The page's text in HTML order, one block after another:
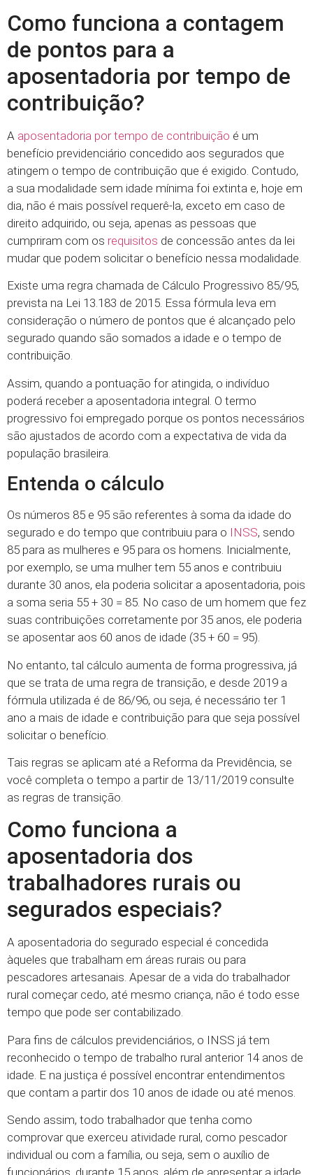
Como funciona a contagem
de pontos para a
aposentadoria por tempo de
contribuição?
A aposentadoria por tempo de contribuição é um
benefício previdenciário concedido aos segurados que
atingem o tempo de contribuição que é exigido. Contudo,
a sua modalidade sem idade mínima foi extinta e, hoje em
dia, não é mais possível requerê-la, exceto em caso de
direito adquirido, ou seja, apenas as pessoas que
cumpriram com os requisitos de concessão antes da lei
mudar que podem solicitar o benefício nessa modalidade.
Existe uma regra chamada de Cálculo Progressivo 85/95,
prevista na Lei 13.183 de 2015. Essa fórmula leva em
consideração o número de pontos que é alcançado pelo
segurado quando são somados a idade e o tempo de
contribuição.
Assim, quando a pontuação for atingida, o indivíduo
poderá receber a aposentadoria integral. O termo
progressivo foi empregado porque os pontos necessários
são ajustados de acordo com a expectativa de vida da
população brasileira.
Entenda o cálculo
Os números 85 e 95 são referentes à soma da idade do
segurado e do tempo que contribuiu para o INSS, sendo
85 para as mulheres e 95 para os homens. Inicialmente,
por exemplo, se uma mulher tem 55 anos e contribuiu
durante 30 anos, ela poderia solicitar a aposentadoria, pois
a soma seria 55 + 30 = 85. No caso de um homem que fez
suas contribuições corretamente por 35 anos, ele poderia
se aposentar aos 60 anos de idade (35 + 60 = 95).
No entanto, tal cálculo aumenta de forma progressiva, já
que se trata de uma regra de transição, e desde 2019 a
fórmula utilizada é de 86/96, ou seja, é necessário ter 1
ano a mais de idade e contribuição para que seja possível
solicitar o benefício.
Tais regras se aplicam até a Reforma da Previdência, se
você completa o tempo a partir de 13/11/2019 consulte
as regras de transição.
Como funciona a
aposentadoria dos
trabalhadores rurais ou
segurados especiais?
A aposentadoria do segurado especial é concedida
àqueles que trabalham em áreas rurais ou para
pescadores artesanais. Apesar de a vida do trabalhador
rural começar cedo, até mesmo criança, não é todo esse
tempo que pode ser contabilizado.
Para fins de cálculos previdenciários, o INSS já tem
reconhecido o tempo de trabalho rural anterior 14 anos de
idade. E na justiça é possível encontrar entendimentos
que contam a partir dos 10 anos de idade ou até menos.
Sendo assim, todo trabalhador que tenha como
comprovar que exerceu atividade rural, como pescador
individual ou com a família, ou seja, sem o auxílio de